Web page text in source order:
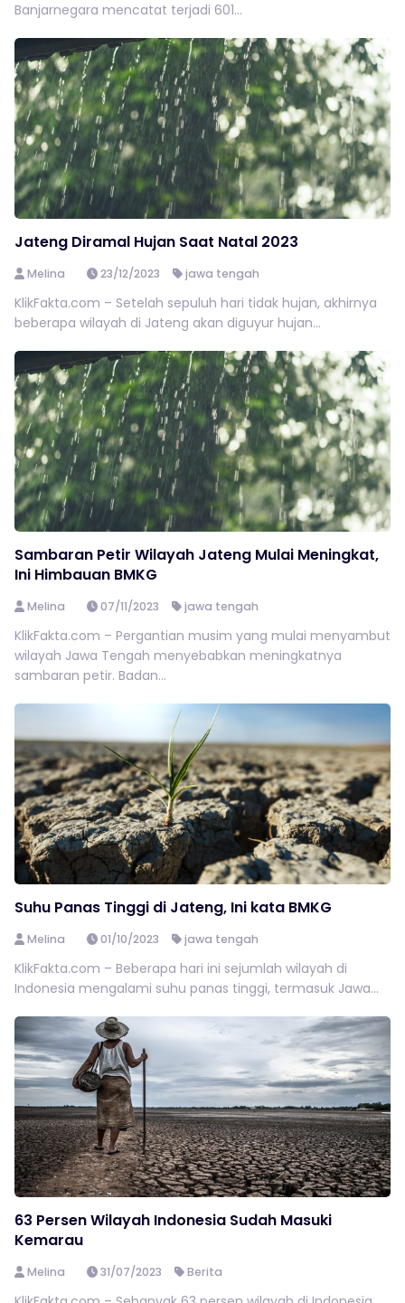
Banjarnegara mencatat terjadi 601...
Jateng Diramal Hujan Saat Natal 2023
Melina 23/12/2023 jawa tengah
KlikFakta.com – Setelah sepuluh hari tidak hujan, akhirnya
beberapa wilayah di Jateng akan diguyur hujan...
Sambaran Petir Wilayah Jateng Mulai Meningkat,
Ini Himbauan BMKG
Melina 07/11/2023 jawa tengah
KlikFakta.com – Pergantian musim yang mulai menyambut
wilayah Jawa Tengah menyebabkan meningkatnya
sambaran petir. Badan...
Suhu Panas Tinggi di Jateng, Ini kata BMKG
Melina 01/10/2023 jawa tengah
KlikFakta.com – Beberapa hari ini sejumlah wilayah di
Indonesia mengalami suhu panas tinggi, termasuk Jawa...
63 Persen Wilayah Indonesia Sudah Masuki
Kemarau
Melina 31/07/2023 Berita